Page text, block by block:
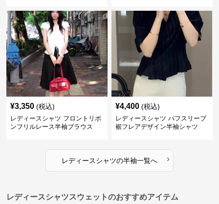
¥3,350 (税込)
レディースシャツ フロントリボ
ンフリルレース半袖ブラウス
¥4,400 (税込)
レディースシャツ パフスリーブ
裾フレアデザイン半袖シャツ
レディースシャツの半袖一覧へ ›
レディースシャツスウェットのおすすめアイテム